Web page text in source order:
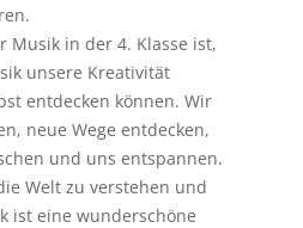
Musik in der 4. Klasse ist,
unsere Kreativität
entdecken können. Wir
neue Wege entdecken,
und uns entspannen.
Welt zu verstehen und
ist eine wunderschöne